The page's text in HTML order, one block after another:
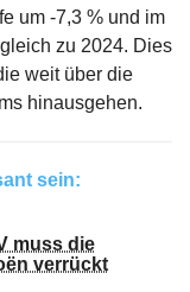
um -7,3 % und im
zu 2024. Dies
weit über die
hinausgehen.
sein:
muss die
verrückt